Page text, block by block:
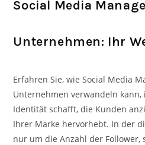
Social Media
Unternehmen: Ihr
Erfahren Sie, wie Social Media
Unternehmen verwandeln
Identität schafft, die Kunden
Ihrer Marke hervorhebt. In der
nur um die Anzahl der Follower,